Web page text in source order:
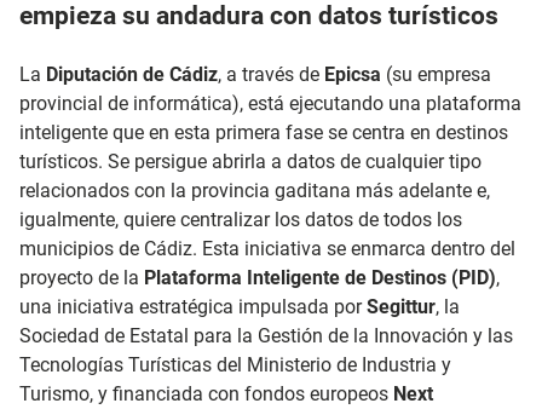
empieza su andadura con datos turísticos
La Diputación de Cádiz, a través de Epicsa (su empresa
provincial de informática), está ejecutando una plataforma
inteligente que en esta primera fase se centra en destinos
turísticos. Se persigue abrirla a datos de cualquier tipo
relacionados con la provincia gaditana más adelante e,
igualmente, quiere centralizar los datos de todos los
municipios de Cádiz. Esta iniciativa se enmarca dentro del
proyecto de la Plataforma Inteligente de Destinos (PID),
una iniciativa estratégica impulsada porSegittur, la
Sociedad de Estatal para la Gestión de la Innovación y las
Tecnologías Turísticas del Ministerio de Industria y
Turismo, y financiada con fondos europeos Next